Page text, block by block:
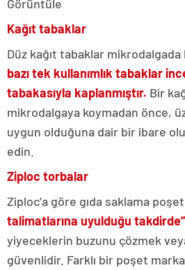
Görüntüle
Kağıt tabaklar
Düz kağıt tabaklar mikrodalgada
bazı tek kullanımlık tabaklar
tabakasıyla kaplanmıştır. Bir
mikrodalgaya koymadan önce,
uygun olduğuna dair bir ibare
edin.
Ziploc torbalar
Ziploc’a göre gıda saklama
talimatlarına uyulduğu takdirde”
yiyeceklerin buzunu çözmek
güvenlidir. Farklı bir poşet